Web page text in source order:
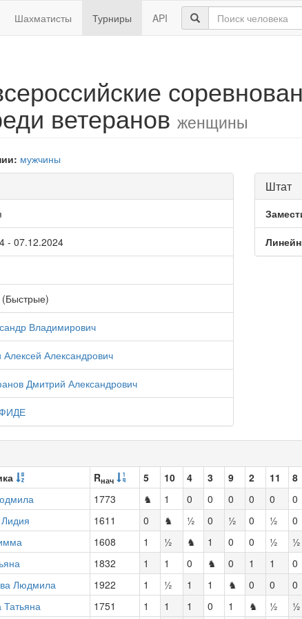
Шахматисты Турниры API
ветеранов женщины
мужчины
- 07.12.2024
Владимирович
Алексей Александрович
Дмитрий Александрович
ФИДЕ
Штат
Rнач 5 10 4 3 9 2 11 8
1773 ♞ 1 0 0 0 0 0 0
1611 0 ♞ ½ 0 ½ 0 ½ 0
1608 1 ½ ♞ 1 0 0 ½ ½
1832 1 1 0 ♞ 0 1 1 0
Людмила 1922 1 ½ 1 1 ♞ 0 0 0
Татьяна 1751 1 1 1 0 1 ♞ ½ ½